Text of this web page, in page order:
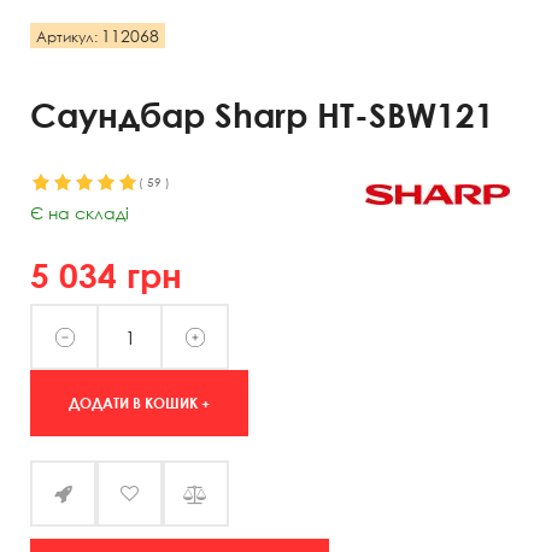
Артикул: 112068
Саундбар Sharp HT-SBW121
( 59 )
Є на складі
5 034 грн
ДОДАТИ В КОШИК +